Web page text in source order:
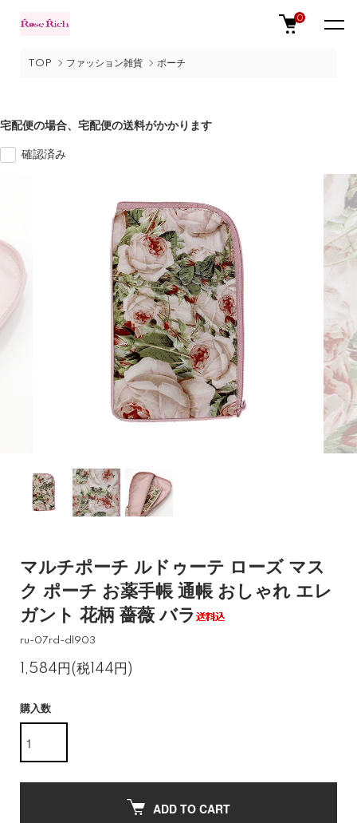
0
TOP ファッション雑貨 ポーチ
宅配便の場合、宅配便の送料がかかります
確認済み
マルチポーチ ルドゥーテ ローズ マス
ク ポーチ お薬手帳 通帳 おしゃれ エレ
ガント 花柄 薔薇 バラ
ru-07rd-dl903
1,584円(税144円)
購入数
ADD TO CART